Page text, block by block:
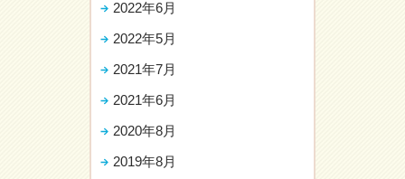
2022年6月
2022年5月
2021年7月
2021年6月
2020年8月
2019年8月